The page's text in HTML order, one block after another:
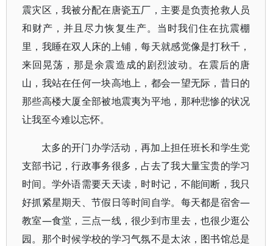
震灾区，我被分配在唐瓷五厂，主要是负责抢救人员
和财产，并且尽力恢复生产。当时我们住在抗震棚
里，我睡在双人床的上铺，每天就感觉像是打秋千，
来回晃荡，那是余震造成的剧烈波动。在震后的唐
山，我站在任何一块高地上，都会一望无际，昔日的
那些高楼大厦全部被地震夷为平地，那种悲惨的状况
让我至今难以忘怀。
太多的开门办学活动，再加上担任班长和学生党
支部书记，行政事务很多，占去了我大量宝贵的学习
时间。学外语需要天天读，时时记，不能间断，我只
好抓紧星期天、节假日等时间自学。每天都是宿舍—
教室—食堂，三点一线，很少到市里去，也很少逛公
园。那个时候学校的学习气氛不是太浓，图书馆总是